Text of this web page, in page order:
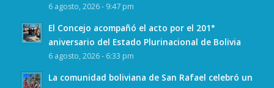
6 agosto, 2026 - 9:47 pm
El Concejo acompañó el acto por el 201°
aniversario del Estado Plurinacional de Bolivia
6 agosto, 2026 - 6:33 pm
La comunidad boliviana de San Rafael celebró un